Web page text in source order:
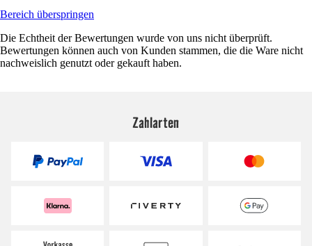
Bereich überspringen
Die Echtheit der Bewertungen wurde von uns nicht überprüft.
Bewertungen können auch von Kunden stammen, die die Ware nicht
nachweislich genutzt oder gekauft haben.
Zahlarten